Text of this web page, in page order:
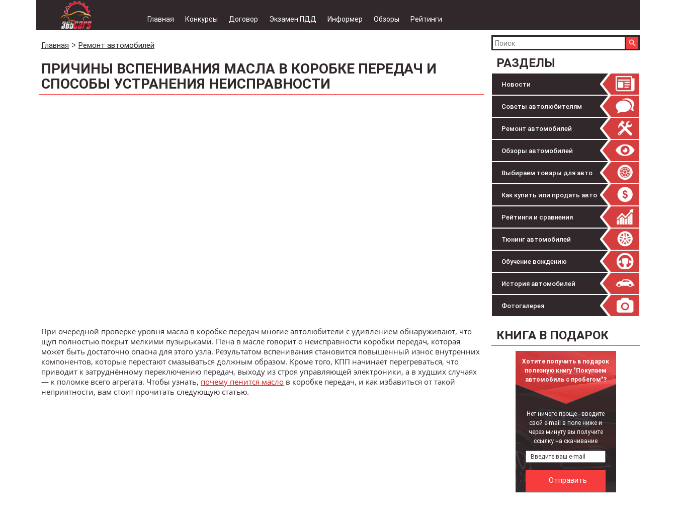
Главная Конкурсы Договор Экзамен ПДД Информер Обзоры Рейтинги
РАЗДЕЛЫ
Новости
Советы автолюбителям
Ремонт автомобилей
Обзоры автомобилей
Выбираем товары для авто
Как купить или продать авто
Рейтинги и сравнения
Тюнинг автомобилей
Обучение вождению
История автомобилей
Фотогалерея
КНИГА В ПОДАРОК
Хотите получить в подарок
полезную книгу "Покупаем
автомобиль с пробегом"?
Нет ничего проще - введите
свой e-mail в поле ниже и
через минуту вы получите
ссылку на скачивание
Главная Ремонт автомобилей
ПРИЧИНЫ ВСПЕНИВАНИЯ МАСЛА В КОРОБКЕ ПЕРЕДАЧ И
СПОСОБЫ УСТРАНЕНИЯ НЕИСПРАВНОСТИ
При очередной проверке уровня масла в коробке передач многие автолюбители с удивлением обнаруживают, что
щуп полностью покрыт мелкими пузырьками. Пена в масле говорит о неисправности коробки передач, которая
может быть достаточно опасна для этого узла. Результатом вспенивания становится повышенный износ внутренних
компонентов, которые перестают смазываться должным образом. Кроме того, КПП начинает перегреваться, что
приводит к затруднённому переключению передач, выходу из строя управляющей электроники, а в худших случаях
— к поломке всего агрегата. Чтобы узнать, почему пенится масло в коробке передач, и как избавиться от такой
неприятности, вам стоит прочитать следующую статью.